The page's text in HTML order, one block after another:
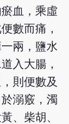
血，乘虛
數而痛，
兩，鹽水
入大腸，
則便數及
溺竅，濁
、柴胡、